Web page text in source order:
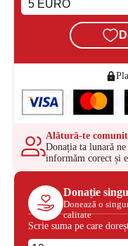
Alătură-te
Donația ta lunară
informăm corect și
Donație
Donează o
calitate
Scrie suma pe care